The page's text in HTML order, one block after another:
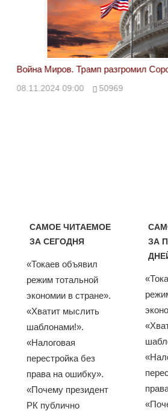
Война Миров. Трамп разгромил
08.11.2024 09:00 50969
САМОЕ ЧИТАЕМОЕ
ЗА СЕГОДНЯ
«Токаев объявил
режим тотальной
экономии в стране».
«Хватит мыслить
шаблонами!».
«Налоговая
перестройка без
права на ошибку».
«Почему президент
РК публично
ЗА